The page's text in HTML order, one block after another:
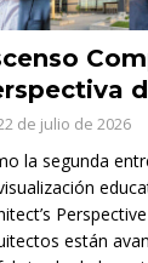
de julio de 2026
la segunda
están